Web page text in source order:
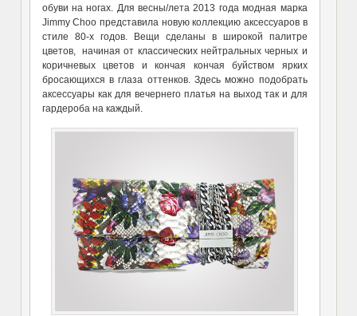
обуви на ногах. Для весны/лета 2013 года модная марка
Jimmy Choo представила новую коллекцию аксессуаров в
стиле 80-х годов. Вещи сделаны в широкой палитре
цветов, начиная от классических нейтральных черных и
коричневых цветов и кончая кончая буйством ярких
бросающихся в глаза оттенков. Здесь можно подобрать
аксессуары как для вечернего платья на выход так и для
гардероба на каждый.